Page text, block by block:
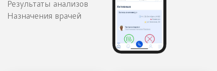
Результаты анализов
Назначения врачей